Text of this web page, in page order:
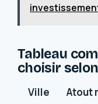
Tableau
choisir
Ville Atout